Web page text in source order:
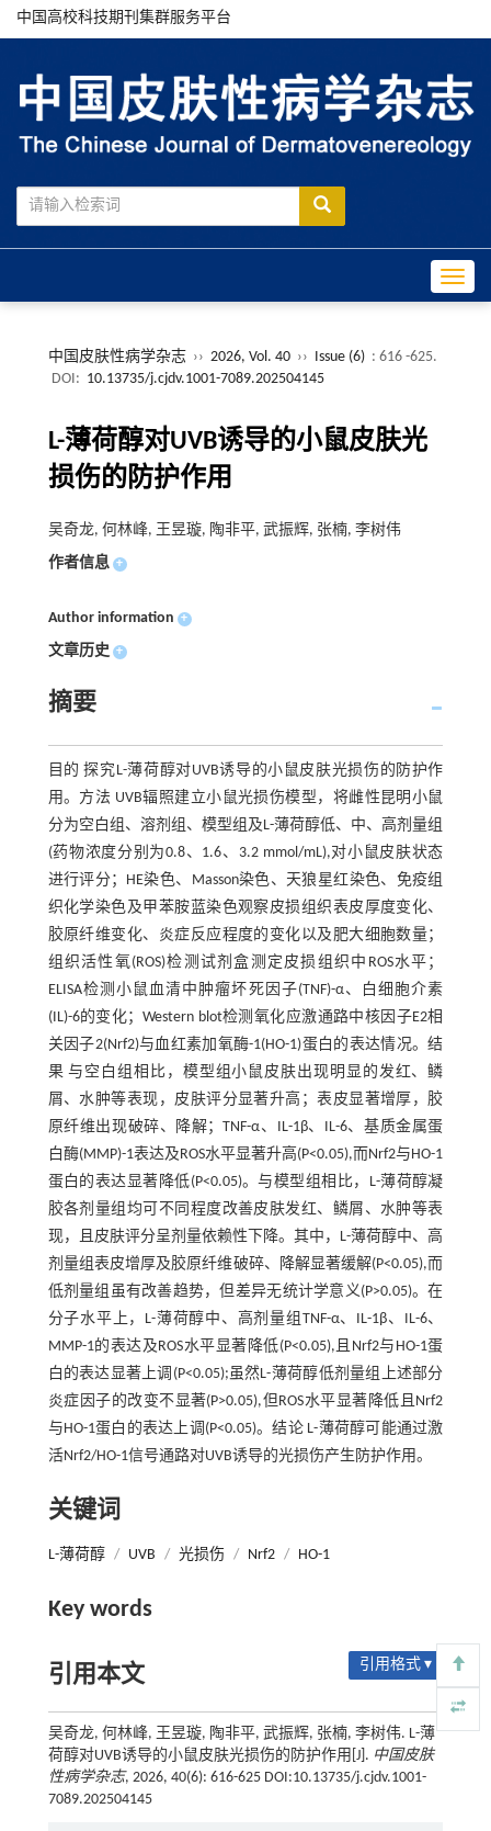
中国高校科技期刊集群服务平台
中国皮肤性病学杂志 ›› 2026, Vol. 40 ›› Issue (6) : 616 -625.
DOI: 10.13735/j.cjdv.1001-7089.202504145
L-薄荷醇对UVB诱导的小鼠皮肤光
损伤的防护作用
吴奇龙, 何林峰, 王昱璇, 陶非平, 武振辉, 张楠, 李树伟
作者信息 +
Author information +
文章历史 +
摘要
目的 探究L-薄荷醇对UVB诱导的小鼠皮肤光损伤的防护作
用。方法 UVB辐照建立小鼠光损伤模型，将雌性昆明小鼠
分为空白组、溶剂组、模型组及L-薄荷醇低、中、高剂量组
(药物浓度分别为0.8、1.6、3.2 mmol/mL),对小鼠皮肤状态
进行评分；HE染色、Masson染色、天狼星红染色、免疫组
织化学染色及甲苯胺蓝染色观察皮损组织表皮厚度变化、
胶原纤维变化、炎症反应程度的变化以及肥大细胞数量；
组织活性氧(ROS)检测试剂盒测定皮损组织中ROS水平；
ELISA检测小鼠血清中肿瘤坏死因子(TNF)-α、白细胞介素
(IL)-6的变化；Western blot检测氧化应激通路中核因子E2相
关因子2(Nrf2)与血红素加氧酶-1(HO-1)蛋白的表达情况。结
果 与空白组相比，模型组小鼠皮肤出现明显的发红、鳞
屑、水肿等表现，皮肤评分显著升高；表皮显著增厚，胶
原纤维出现破碎、降解；TNF-α、IL-1β、IL-6、基质金属蛋
白酶(MMP)-1表达及ROS水平显著升高(P<0.05),而Nrf2与HO-1
蛋白的表达显著降低(P<0.05)。与模型组相比，L-薄荷醇凝
胶各剂量组均可不同程度改善皮肤发红、鳞屑、水肿等表
现，且皮肤评分呈剂量依赖性下降。其中，L-薄荷醇中、高
剂量组表皮增厚及胶原纤维破碎、降解显著缓解(P<0.05),而
低剂量组虽有改善趋势，但差异无统计学意义(P>0.05)。在
分子水平上，L-薄荷醇中、高剂量组TNF-α、IL-1β、IL-6、
MMP-1的表达及ROS水平显著降低(P<0.05),且Nrf2与HO-1蛋
白的表达显著上调(P<0.05);虽然L-薄荷醇低剂量组上述部分
炎症因子的改变不显著(P>0.05),但ROS水平显著降低且Nrf2
与HO-1蛋白的表达上调(P<0.05)。结论 L-薄荷醇可能通过激
活Nrf2/HO-1信号通路对UVB诱导的光损伤产生防护作用。
关键词
L-薄荷醇 / UVB / 光损伤 / Nrf2 / HO-1
Key words
引用本文 引用格式 ▾
吴奇龙, 何林峰, 王昱璇, 陶非平, 武振辉, 张楠, 李树伟. L-薄
荷醇对UVB诱导的小鼠皮肤光损伤的防护作用[J]. 中国皮肤
性病学杂志, 2026, 40(6): 616-625 DOI:10.13735/j.cjdv.1001-
7089.202504145